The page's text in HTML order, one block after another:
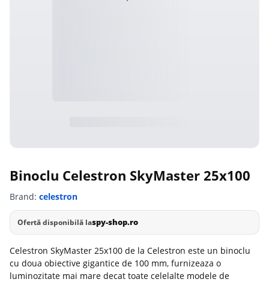
Binoclu Celestron SkyMaster 25x100
Brand: celestron
Ofertă disponibilă laspy-shop.ro
Celestron SkyMaster 25x100 de la Celestron este un binoclu
cu doua obiective gigantice de 100 mm, furnizeaza o
luminozitate mai mare decat toate celelalte modele de